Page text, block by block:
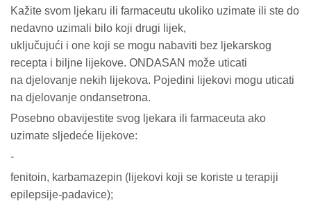
Kažite svom ljekaru ili farmaceutu ukoliko uzimate ili ste do
nedavno uzimali bilo koji drugi lijek,
uključujući i one koji se mogu nabaviti bez ljekarskog
recepta i biljne lijekove. ONDASAN može uticati
na djelovanje nekih lijekova. Pojedini lijekovi mogu uticati
na djelovanje ondansetrona.
Posebno obavijestite svog ljekara ili farmaceuta ako
uzimate sljedeće lijekove:
-
fenitoin, karbamazepin (lijekovi koji se koriste u terapiji
epilepsije-padavice);